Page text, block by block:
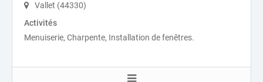
Vallet (44330)
Activités
Menuiserie, Charpente, Installation de fenêtres.